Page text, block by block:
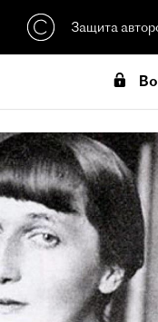
Защита